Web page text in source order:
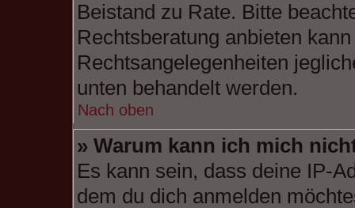
Beistand zu Rate. Bitte
Rechtsberatung anbieten
Rechtsangelegenheiten
unten behandelt werden.
Nach oben
» Warum kann ich mich
Es kann sein, dass deine IP-
dem du dich anmelden